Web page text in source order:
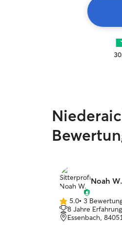
Noah W.
5.0
von
5
5.0• 3
8 Jahre Erfahrung
Essenbach,